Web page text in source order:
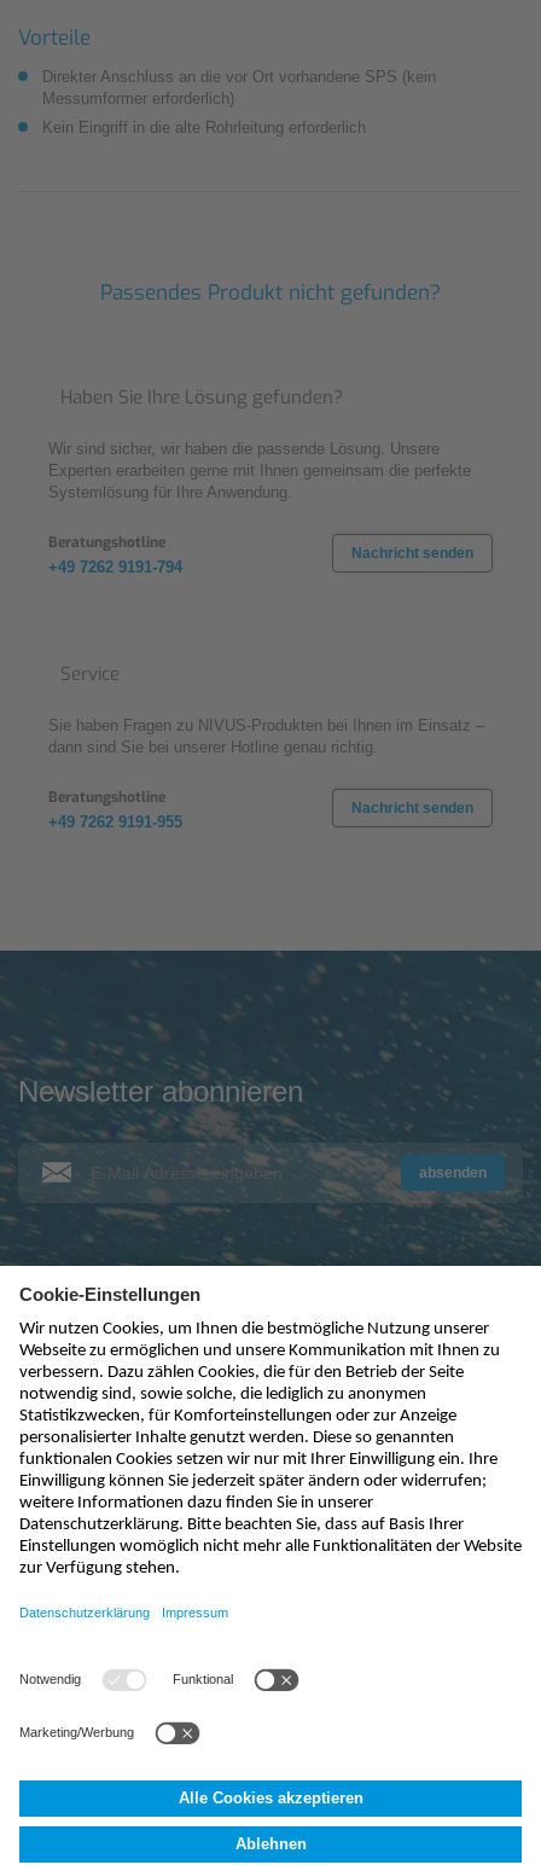
Vorteile
Direkter Anschluss an die vor Ort vorhandene SPS (kein
Messumformer erforderlich)
Kein Eingriff in die alte Rohrleitung erforderlich
Passendes Produkt nicht gefunden?
Haben Sie Ihre Lösung gefunden?
Wir sind sicher, wir haben die passende Lösung. Unsere
Experten erarbeiten gerne mit Ihnen gemeinsam die perfekte
Systemlösung für Ihre Anwendung.
Beratungshotline
+49 7262 9191-794
Nachricht senden
Service
Sie haben Fragen zu NIVUS-Produkten bei Ihnen im Einsatz –
dann sind Sie bei unserer Hotline genau richtig.
Beratungshotline
+49 7262 9191-955
Nachricht senden
Newsletter abonnieren
absenden
kontakt@nivus.com
+49 7262 9191-0
sales@nivus.com
+49 7262 9191-794
hotline@nivus.com
+49 7262 9191-955